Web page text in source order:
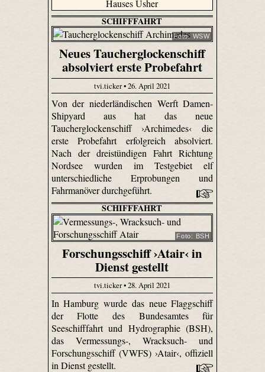
SCHIFFFAHRT
Foto: WSW
Neues Taucherglockenschiff
absolviert erste Probefahrt
tvi.ticker • 26. April 2021
Von der niederländischen Werft Damen-
Shipyard aus hat das neue
Taucherglockenschiff ›Archimedes‹ die
erste Probefahrt erfolgreich absolviert.
Nach der dreistündigen Fahrt Richtung
Nordsee wurden im Testgebiet elf
unterschiedliche Erprobungen und
Fahrmanöver durchgeführt.
SCHIFFFAHRT
Foto: BSH
Forschungsschiff ›Atair‹ in
Dienst gestellt
tvi.ticker • 28. April 2021
In Hamburg wurde das neue Flaggschiff
der Flotte des Bundesamtes für
Seeschifffahrt und Hydrographie (BSH),
das Vermessungs-, Wracksuch- und
Forschungsschiff (VWFS) ›Atair‹, offiziell
in Dienst gestellt.